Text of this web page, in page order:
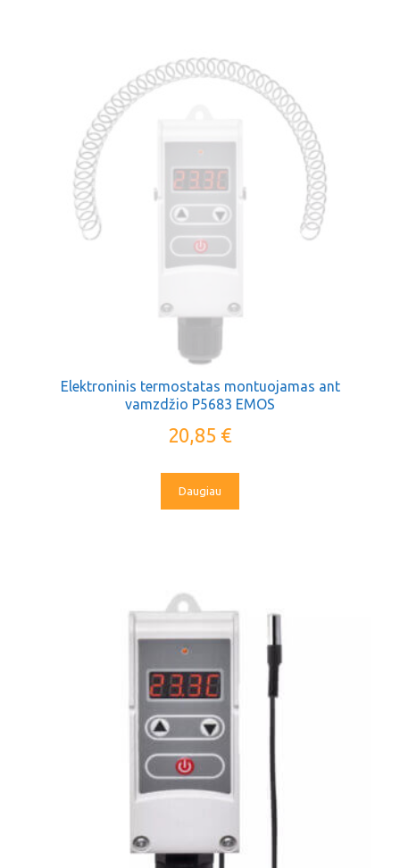
Elektroninis termostatas montuojamas ant
vamzdžio P5683 EMOS
20,85 €
Daugiau